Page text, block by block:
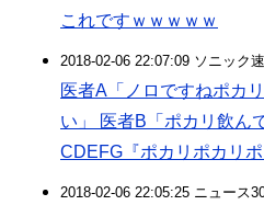
これですｗｗｗｗｗ
2018-02-06 22:07:09 ソニック
医者A「ノロですねポカ
い」 医者B「ポカリ飲ん
CDEFG『ポカリポカリポ
2018-02-06 22:05:25 ニュース